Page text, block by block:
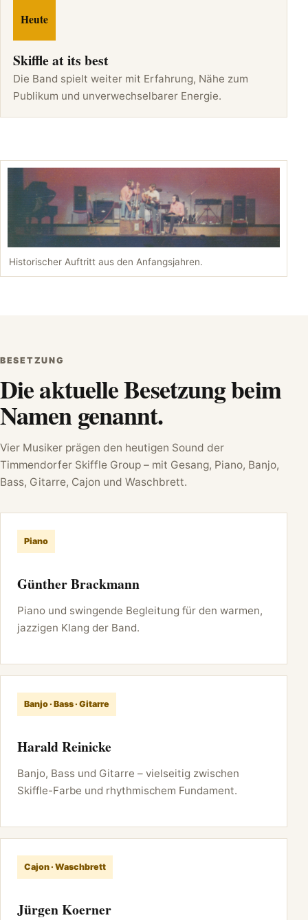
Heute
Skiffle at its best
Die Band spielt weiter mit Erfahrung, Nähe zum
Publikum und unverwechselbarer Energie.
Historischer Auftritt aus den Anfangsjahren.
BESETZUNG
Die aktuelle Besetzung beim
Namen genannt.
Vier Musiker prägen den heutigen Sound der
Timmendorfer Skiffle Group – mit Gesang, Piano, Banjo,
Bass, Gitarre, Cajon und Waschbrett.
Piano
Günther Brackmann
Piano und swingende Begleitung für den warmen,
jazzigen Klang der Band.
Banjo · Bass · Gitarre
Harald Reinicke
Banjo, Bass und Gitarre – vielseitig zwischen
Skiffle-Farbe und rhythmischem Fundament.
Cajon · Waschbrett
Jürgen Koerner